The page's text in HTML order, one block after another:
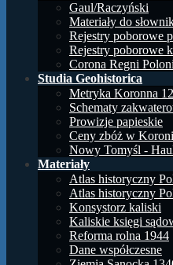
Gaul/Raczyński
Materiały do
Rejestry poborowe
Rejestry poborowe
Corona Regni
Studia Geohistorica
Metryka Koronna
Schematy
Prowizje papieskie
Ceny zbóż w
Nowy Tomyśl -
Materiały
Atlas historyczny
Atlas historyczny
Konsystorz kaliski
Kaliskie księgi
Reforma rolna 1944
Dane współczesne